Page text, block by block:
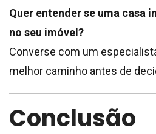
Quer entender se uma casa
no seu imóvel?
Converse com um
melhor caminho antes de
Conclusão